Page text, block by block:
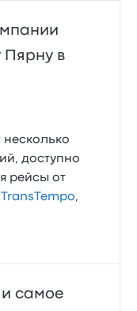
в
доступно
рейсы от
TransTempo,
самое